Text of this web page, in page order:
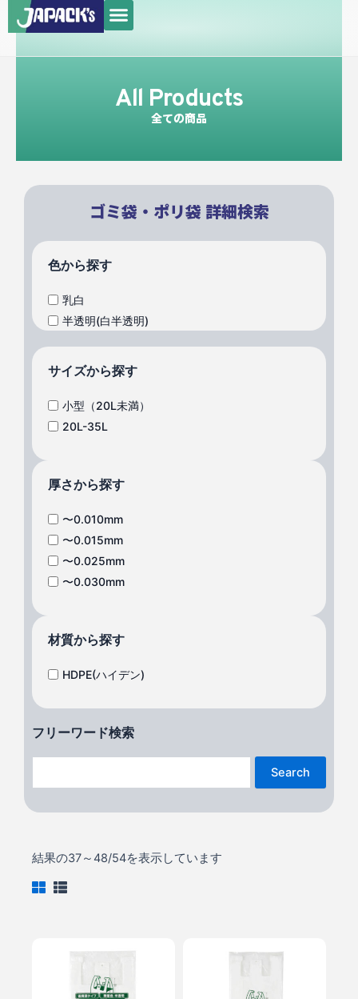
容
メ
ニ
ュ
All Products
全ての商品
ゴミ袋・ポリ袋 詳細検索
色から探す
乳白
半透明(白半透明)
サイズから探す
小型（20L未満）
20L-35L
厚さから探す
〜0.010mm
〜0.015mm
〜0.025mm
〜0.030mm
材質から探す
HDPE(ハイデン)
フリーワード検索
Search
結果の37～48/54を表示しています